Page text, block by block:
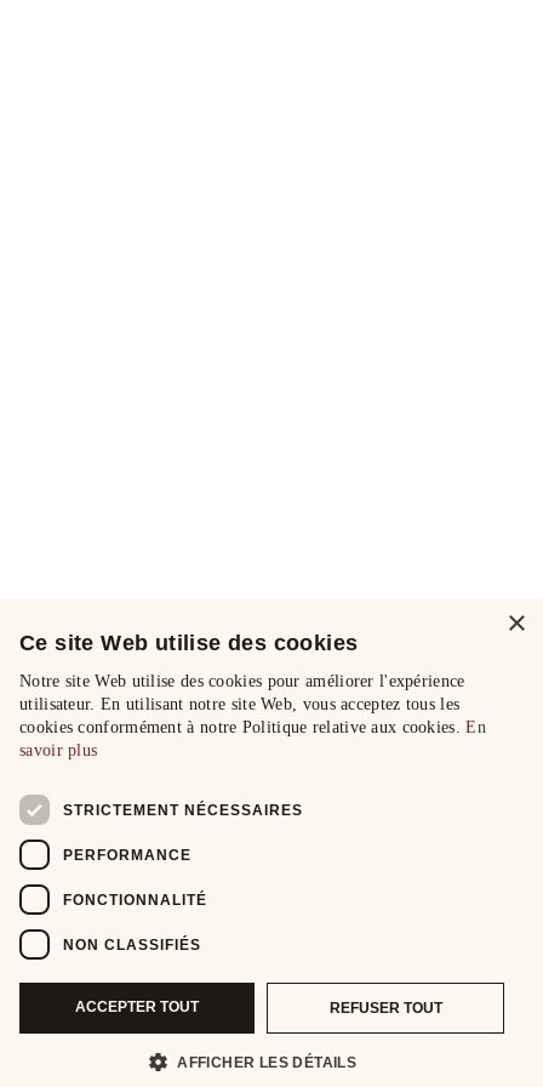
×
Ce site Web utilise des cookies
Notre site Web utilise des cookies pour améliorer l'expérience
utilisateur. En utilisant notre site Web, vous acceptez tous les
cookies conformément à notre Politique relative aux cookies.En
savoir plus
STRICTEMENT NÉCESSAIRES
PERFORMANCE
FONCTIONNALITÉ
NON CLASSIFIÉS
ACCEPTER TOUT REFUSER TOUT
AFFICHER LES DÉTAILS